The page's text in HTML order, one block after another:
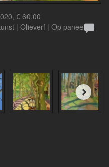
€ 60,00
| Olieverf | Op paneel